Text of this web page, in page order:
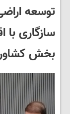
توسعه
سازگاری با
بخش